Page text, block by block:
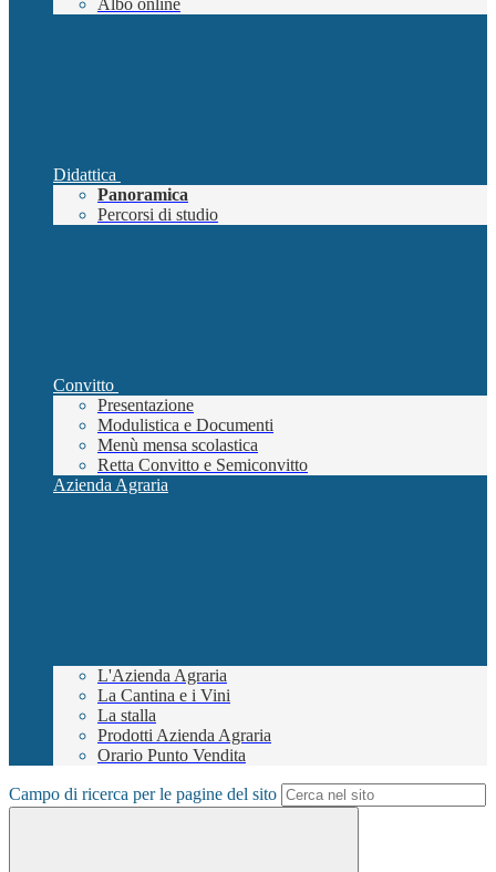
Albo online
Didattica
Panoramica
Percorsi di studio
Convitto
Presentazione
Modulistica e Documenti
Menù mensa scolastica
Retta Convitto e Semiconvitto
Azienda Agraria
L'Azienda Agraria
La Cantina e i Vini
La stalla
Prodotti Azienda Agraria
Orario Punto Vendita
Campo di ricerca per le pagine del sito